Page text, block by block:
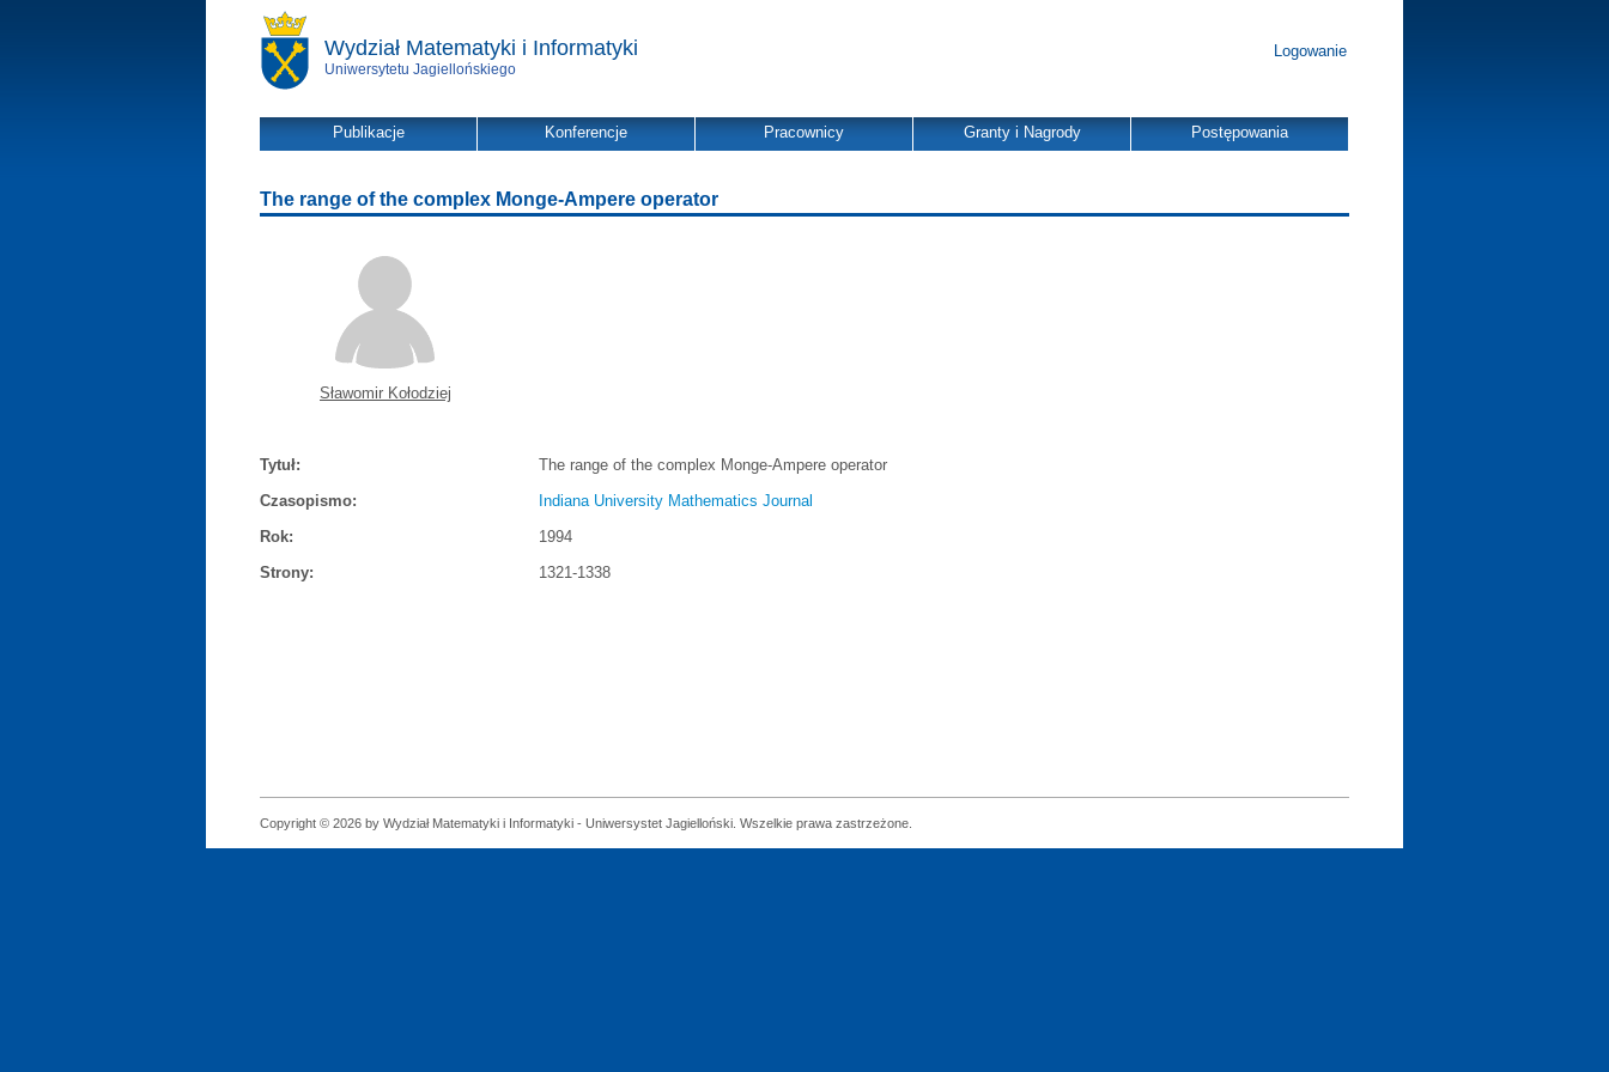
Wydział Matematyki i Informatyki
Uniwersytetu Jagiellońskiego
Logowanie
Publikacje Konferencje Pracownicy Granty i Nagrody Postępowania
The range of the complex Monge-Ampere operator
Sławomir Kołodziej
Tytuł:
The range of the complex Monge-Ampere operator
Czasopismo:
Indiana University Mathematics Journal
Rok:
1994
Strony:
1321-1338
Copyright © 2026 by Wydział Matematyki i Informatyki - Uniwersystet Jagielloński. Wszelkie prawa zastrzeżone.